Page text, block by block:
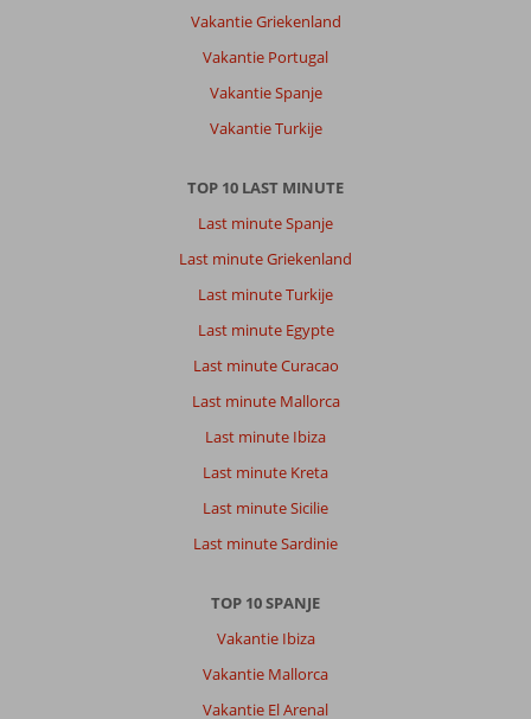
Vakantie Griekenland
Vakantie Portugal
Vakantie Spanje
Vakantie Turkije
TOP 10 LAST MINUTE
Last minute Spanje
Last minute Griekenland
Last minute Turkije
Last minute Egypte
Last minute Curacao
Last minute Mallorca
Last minute Ibiza
Last minute Kreta
Last minute Sicilie
Last minute Sardinie
TOP 10 SPANJE
Vakantie Ibiza
Vakantie Mallorca
Vakantie El Arenal